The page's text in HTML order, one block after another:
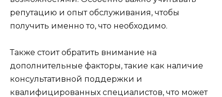
репутацию и опыт обслуживания, чтобы
получить именно то, что необходимо.
Также стоит обратить внимание на
дополнительные факторы, такие как наличие
консультативной поддержки и
квалифицированных специалистов, что может